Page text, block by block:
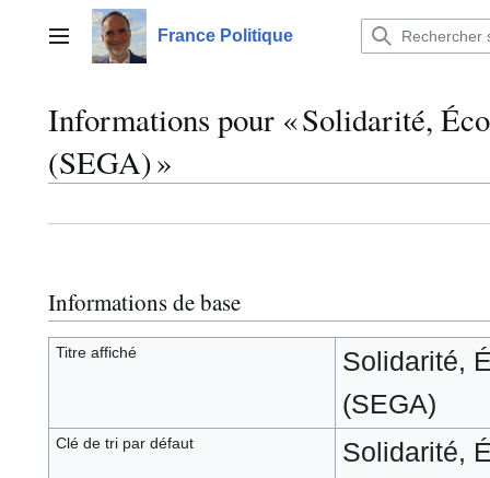
contenuMenu principalFrance Politique
Informations pour « Solidarité,
(SEGA) »
Informations de base
Titre affiché
Solidarité,
(SEGA)
Clé de tri par défaut
Solidarité,